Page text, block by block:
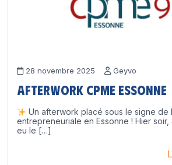
28 novembre 2025 Geyvo
Afterwork CPME Essonne
Un afterwork placé sous le signe de
entrepreneuriale en Essonne ! Hier soir,
eu le […]